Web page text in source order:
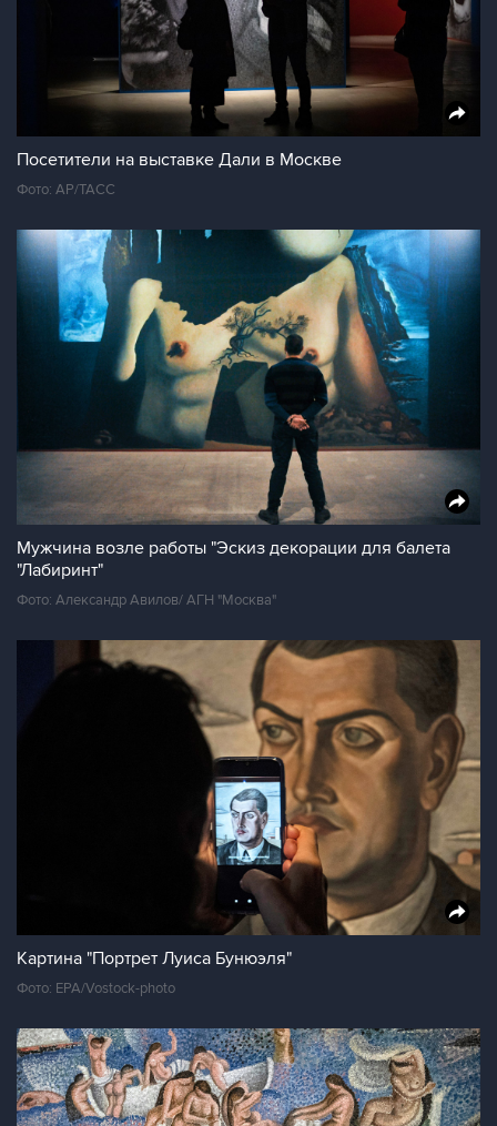
Посетители на выставке Дали в Москве
Фото: AP/ТАСС
Мужчина возле работы "Эскиз декорации для балета
"Лабиринт"
Фото: Александр Авилов/ АГН "Москва"
Картина "Портрет Луиса Бунюэля"
Фото: EPA/Vostock-photo